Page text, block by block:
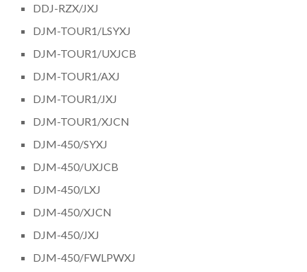
DDJ-RZX/JXJ
DJM-TOUR1/LSYXJ
DJM-TOUR1/UXJCB
DJM-TOUR1/AXJ
DJM-TOUR1/JXJ
DJM-TOUR1/XJCN
DJM-450/SYXJ
DJM-450/UXJCB
DJM-450/LXJ
DJM-450/XJCN
DJM-450/JXJ
DJM-450/FWLPWXJ